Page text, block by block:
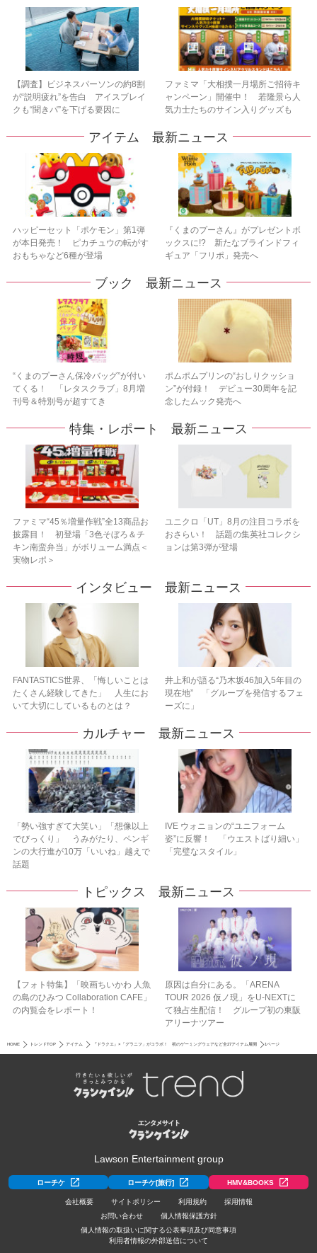
【調査】ビジネスパーソンの約8割
が“説明疲れ”を告白 アイスブレイ
クも“聞きパ”を下げる要因に
ファミマ「大相撲一月場所ご招待キ
ャンペーン」開催中！ 若隆景ら人
気力士たちのサイン入りグッズも
アイテム 最新ニュース
ハッピーセット「ポケモン」第1弾
が本日発売！ ピカチュウの転がす
おもちゃなど6種が登場
『くまのプーさん』がプレゼントボ
ックスに!? 新たなブラインドフィ
ギュア「フリポ」発売へ
ブック 最新ニュース
“くまのプーさん保冷バッグ”が付い
てくる！ 「レタスクラブ」8月増
刊号＆特別号が超すてき
ポムポムプリンの“おしりクッショ
ン”が付録！ デビュー30周年を記
念したムック発売へ
特集・レポート 最新ニュース
ファミマ“45％増量作戦”全13商品お
披露目！ 初登場「3色そぼろ＆チ
キン南蛮弁当」がボリューム満点＜
実物レポ＞
ユニクロ「UT」8月の注目コラボを
おさらい！ 話題の集英社コレクシ
ョンは第3弾が登場
インタビュー 最新ニュース
FANTASTICS世界、「悔しいことは
たくさん経験してきた」 人生にお
いて大切にしているものとは？
井上和が語る“乃木坂46加入5年目の
現在地” 「グループを発信するフェ
ーズに」
カルチャー 最新ニュース
「勢い強すぎて大笑い」「想像以上
でびっくり」 うみがたり、ペンギ
ンの大行進が10万「いいね」越えで
話題
IVE ウォニョンの“ユニフォーム
姿”に反響！ 「ウエストばり細い」
「完璧なスタイル」
トピックス 最新ニュース
【フォト特集】「映画ちいかわ 人魚
の島のひみつ Collaboration CAFE」
の内覧会をレポート！
原因は自分にある。「ARENA
TOUR 2026 仮ノ現」をU-NEXTに
て独占生配信！ グループ初の東阪
アリーナツアー
HOME トレンドTOP アイテム 『ドラクエ』×「グラニフ」がコラボ！ 初のゲーミングウェアなど全27アイテム展開 1ページ
Lawson Entertainment group
ローチケ ローチケ[旅行] HMV&BOOKS
会社概要 サイトポリシー 利用規約
採用情報
お問い合わせ
個人情報保護方針
個人情報の取扱いに関する公表事項及び同意事項
利用者情報の外部送信について